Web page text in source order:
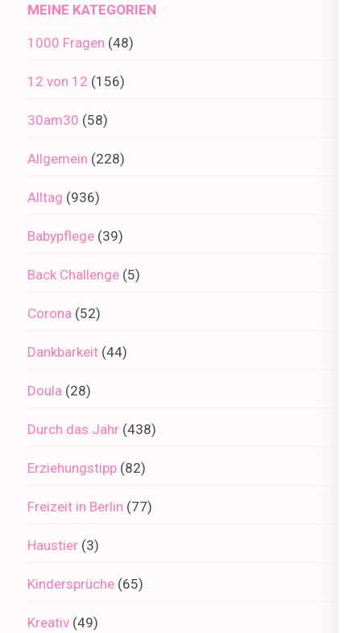
MEINE KATEGORIEN
1000 Fragen (48)
12 von 12 (156)
30am30 (58)
Allgemein (228)
Alltag (936)
Babypflege (39)
Back Challenge (5)
Corona (52)
Dankbarkeit (44)
Doula (28)
Durch das Jahr (438)
Erziehungstipp (82)
Freizeit in Berlin (77)
Haustier (3)
Kindersprüche (65)
Kreativ (49)